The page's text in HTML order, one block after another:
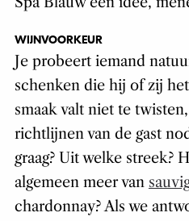
WIJNVOORKEUR
Je probeert iemand
schenken die hij of zij
smaak valt niet te
richtlijnen van de gast
graag? Uit welke streek?
algemeen meer van
chardonnay? Als we